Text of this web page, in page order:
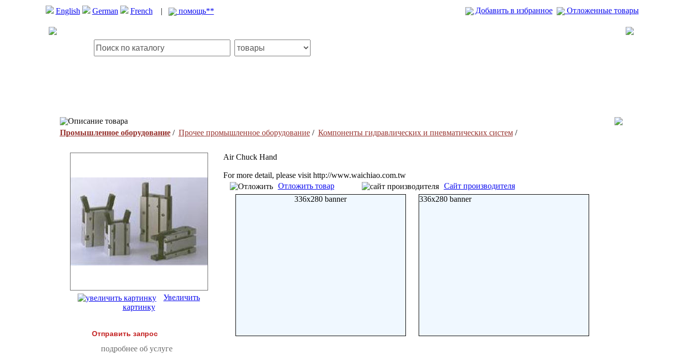
English German French | помощь** Добавить в избранное Отложенные товары
Описание товара
Промышленное оборудование/ Прочее промышленное оборудование/ Компоненты гидравлических и пневматических систем/
Увеличить
картинку
Отправить запрос
подробнее об услуге
Air Chuck Hand
For more detail, please visit http://www.waichiao.com.tw
Отложить товар
Сайт производителя
336x280 banner
336x280 banner